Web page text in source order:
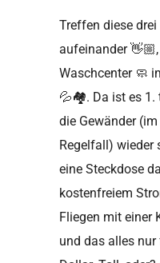
Treffen diese drei
aufeinander👋🏼
Waschcenter 🧼
💦🏘. Da ist es 1.
die Gewänder
Regelfall) wieder
eine Steckdose
kostenfreiem
Fliegen mit einer
und das alles